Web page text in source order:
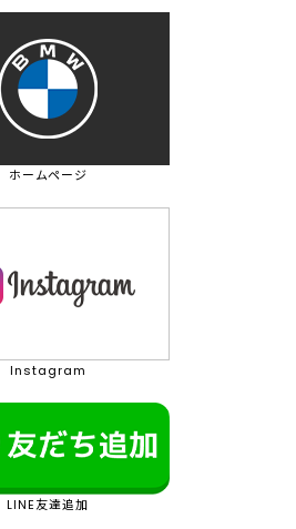
ホームページ
Instagram
LINE友達追加